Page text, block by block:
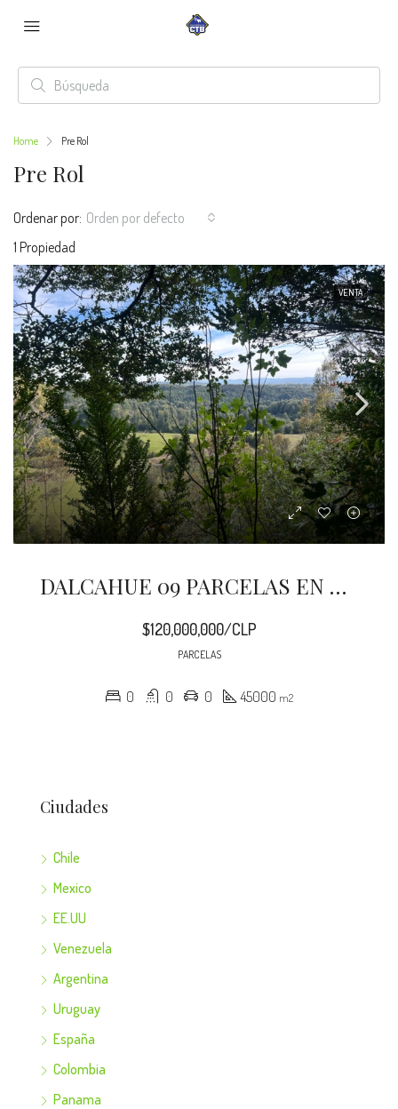
Home Pre Rol
Pre Rol
1 Propiedad
Ordenar por: Orden por defecto
VENTA
DALCAHUE 09 PARCELAS EN PINDAPULLI
$120,000,000/CLP
PARCELAS
0 0 0 45000 m2
Ciudades
Chile
Mexico
EE.UU
Venezuela
Argentina
Uruguay
España
Colombia
Panama